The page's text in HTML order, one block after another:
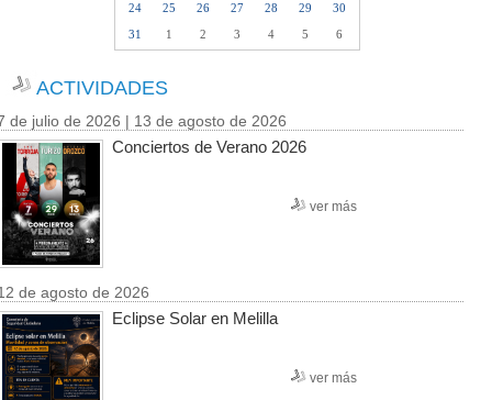
24
25 26 27 28 29
30
31
1 2 3 4 5 6
ACTIVIDADES
de julio de 2026 | 13 de agosto de 2026
Conciertos de Verano 2026
ver más
de agosto de 2026
Eclipse Solar en Melilla
ver más